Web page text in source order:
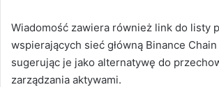
Wiadomość zawiera również link do listy
wspierających sieć główną Binance Chain
sugerując je jako alternatywę do
zarządzania aktywami.